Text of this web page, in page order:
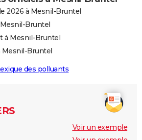
2026 à Mesnil-Bruntel
Bruntel
à Mesnil-Bruntel
Mesnil-Bruntel
des polluants
Voir un exemple